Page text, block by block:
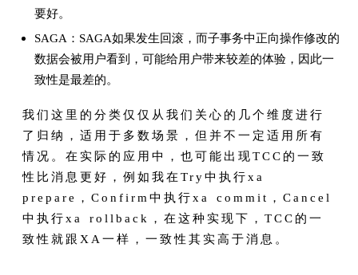
要好。
SAGA：SAGA如果发生回滚，而子事务中正向操作修改的
数据会被用户看到，可能给用户带来较差的体验，因此一
致性是最差的。
我们这里的分类仅仅从我们关心的几个维度进行
了归纳，适用于多数场景，但并不一定适用所有
情况。在实际的应用中，也可能出现TCC的一致
性比消息更好，例如我在Try中执行xa
prepare，Confirm中执行xa commit，Cancel
中执行xa rollback，在这种实现下，TCC的一
致性就跟XA一样，一致性其实高于消息。